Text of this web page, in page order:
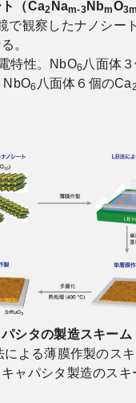
（Ca2 Nam-3 NbmO
で観察したナノシ
。
特性。NbO6八面体
NbO6 八面体６個のCa
シタの製造スキーム
による薄膜作製のス
ャパシタ製造のス